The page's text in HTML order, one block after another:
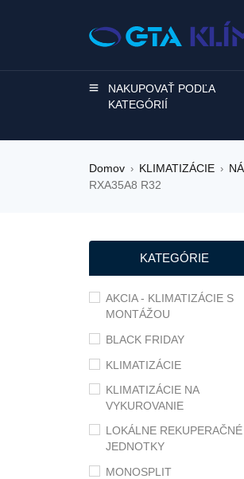
NAKUPOVAŤ PODĽA
KATEGÓRIÍ
Domov › KLIMATIZÁCIE ›
RXA35A8 R32
KATEGÓRIE
AKCIA - KLIMATIZÁCIE S
MONTÁŽOU
BLACK FRIDAY
KLIMATIZÁCIE
KLIMATIZÁCIE NA
VYKUROVANIE
LOKÁLNE REKUPERAČNÉ
JEDNOTKY
MONOSPLIT